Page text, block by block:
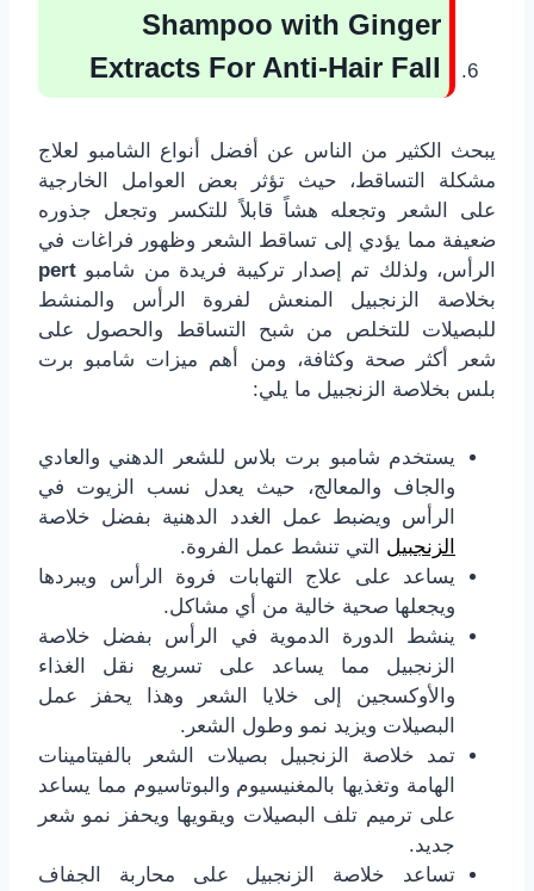
Shampoo with Ginger
Extracts For Anti-Hair Fall
يبحث الكثير من الناس عن أفضل أنواع الشامبو لعلاج
مشكلة التساقط، حيث تؤثر بعض العوامل الخارجية
على الشعر وتجعله هشاً قابلاً للتكسر وتجعل جذوره
ضعيفة مما يؤدي إلى تساقط الشعر وظهور فراغات في
الرأس، ولذلك تم إصدار تركيبة فريدة من شامبو pert
بخلاصة الزنجبيل المنعش لفروة الرأس والمنشط
للبصيلات للتخلص من شبح التساقط والحصول على
شعر أكثر صحة وكثافة، ومن أهم ميزات شامبو برت
بلس بخلاصة الزنجبيل ما يلي:
يستخدم شامبو برت بلاس للشعر الدهني والعادي
والجاف والمعالج، حيث يعدل نسب الزيوت في
الرأس ويضبط عمل الغدد الدهنية بفضل خلاصة
الزنجبيل التي تنشط عمل الفروة.
يساعد على علاج التهابات فروة الرأس ويبردها
ويجعلها صحية خالية من أي مشاكل.
ينشط الدورة الدموية في الرأس بفضل خلاصة
الزنجبيل مما يساعد على تسريع نقل الغذاء
والأوكسجين إلى خلايا الشعر وهذا يحفز عمل
البصيلات ويزيد نمو وطول الشعر.
تمد خلاصة الزنجبيل بصيلات الشعر بالفيتامينات
الهامة وتغذيها بالمغنيسيوم والبوتاسيوم مما يساعد
على ترميم تلف البصيلات ويقويها ويحفز نمو شعر
جديد.
تساعد خلاصة الزنجبيل على محاربة الجفاف